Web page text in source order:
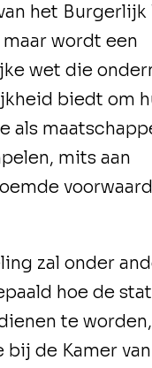
het Burgerlijk
wordt een
wet die
biedt om
als
mits aan
zal onder
hoe de
te
de Kamer van